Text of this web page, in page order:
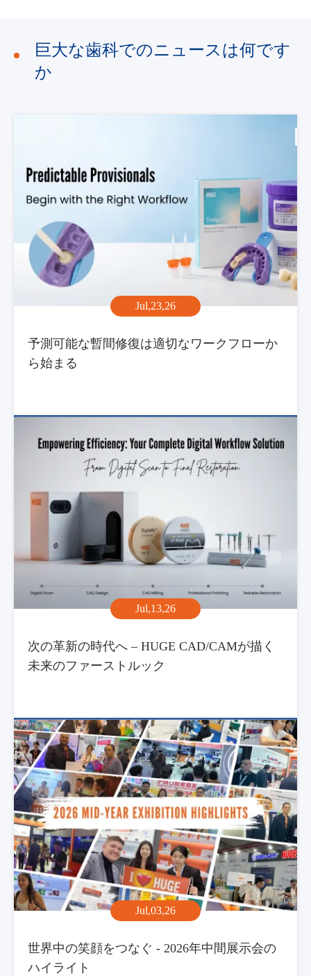
巨大な歯科でのニュースは何です
か
Jul,23,26
予測可能な暫間修復は適切なワークフローか
ら始まる
Jul,13,26
次の革新の時代へ – HUGE CAD/CAMが描く
未来のファーストルック
Jul,03,26
世界中の笑顔をつなぐ - 2026年中間展示会の
ハイライト